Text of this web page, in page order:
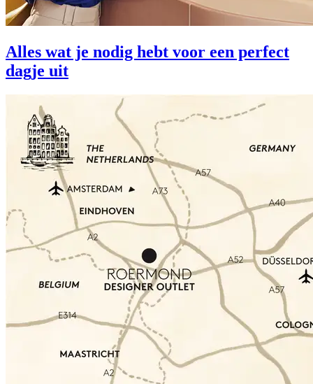
Alles wat je nodig hebt voor een perfect
dagje uit